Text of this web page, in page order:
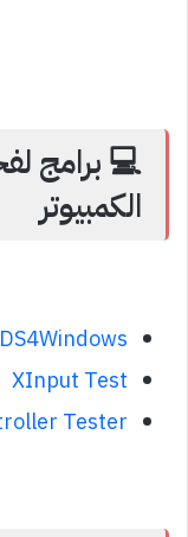
💻 برامج
الكمبيوتر
DS4Windows
XInput Test
Tester